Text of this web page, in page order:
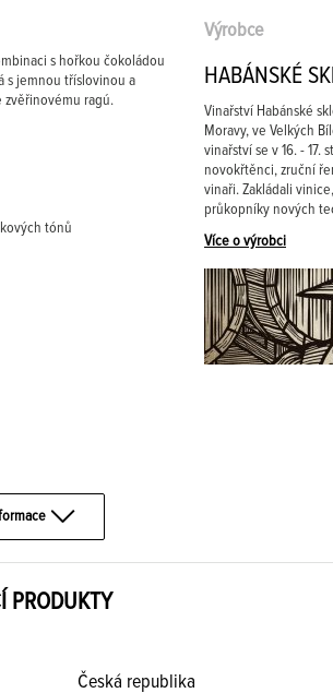
s hořkou čokoládou
s jemnou tříslovinou a
zvěřinovému ragú.
tónů
Výrobce
HABÁNSKÉ
Vinařství Habánské
Moravy, ve Velkých
vinařství se v 16. -
novokřtěnci, zruční
vinaři. Zakládali
průkopníky nových
Více o výrobci
PRODUKTY
Česká republika